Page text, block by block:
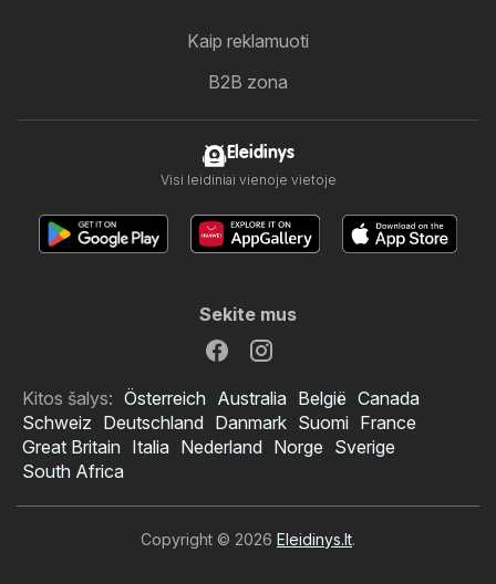
Kaip reklamuoti
B2B zona
Eleidinys
Visi leidiniai vienoje vietoje
Sekite mus
Kitos šalys: Österreich Australia België Canada
Schweiz Deutschland Danmark Suomi France
Great Britain Italia Nederland Norge Sverige
South Africa
Copyright © 2026 Eleidinys.lt.